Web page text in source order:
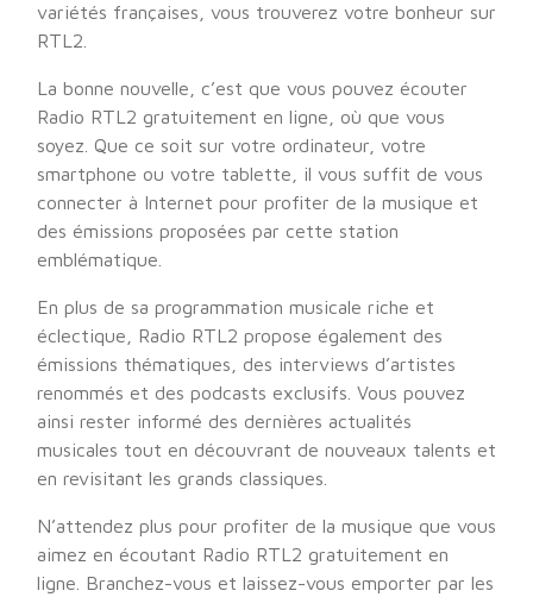
variétés françaises, vous trouverez votre bonheur sur
RTL2.
La bonne nouvelle, c’est que vous pouvez écouter
Radio RTL2 gratuitement en ligne, où que vous
soyez. Que ce soit sur votre ordinateur, votre
smartphone ou votre tablette, il vous suffit de vous
connecter à Internet pour profiter de la musique et
des émissions proposées par cette station
emblématique.
En plus de sa programmation musicale riche et
éclectique, Radio RTL2 propose également des
émissions thématiques, des interviews d’artistes
renommés et des podcasts exclusifs. Vous pouvez
ainsi rester informé des dernières actualités
musicales tout en découvrant de nouveaux talents et
en revisitant les grands classiques.
N’attendez plus pour profiter de la musique que vous
aimez en écoutant Radio RTL2 gratuitement en
ligne. Branchez-vous et laissez-vous emporter par les